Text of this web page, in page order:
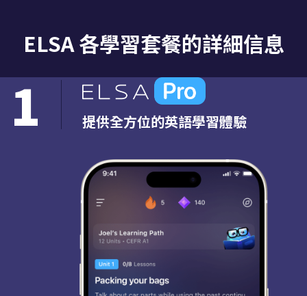
ELSA 各學習套餐的詳細信息
1 提供全方位的英語學習體驗